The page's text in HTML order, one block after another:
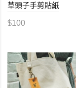
草頭子手剪貼紙
$100